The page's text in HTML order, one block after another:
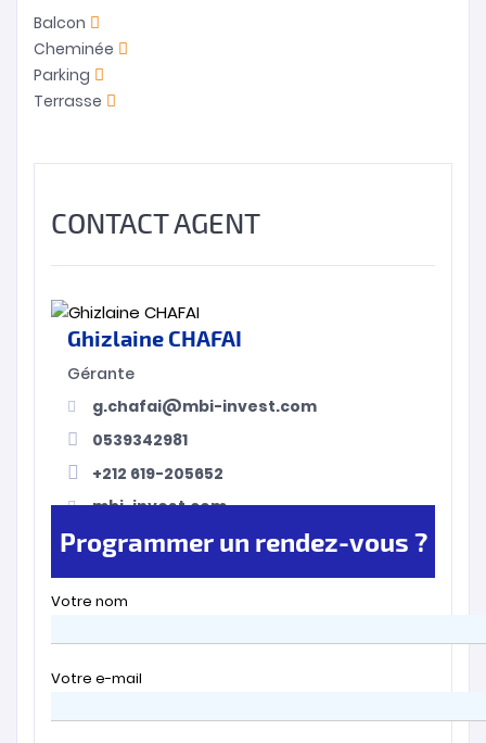
Balcon
Cheminée
Parking
Terrasse
CONTACT AGENT
Ghizlaine CHAFAI
Gérante
g.chafai@mbi-invest.com
0539342981
+212 619-205652
mbi-invest.com
Programmer un rendez-vous ?
Votre nom
Votre e-mail